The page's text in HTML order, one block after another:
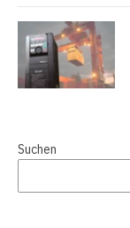
Suchen